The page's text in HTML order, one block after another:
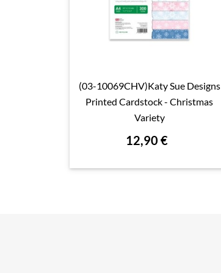
 Aperçu rapide
(03-10069CHV)Katy Sue Designs
Printed Cardstock - Christmas
Variety
12,90 €